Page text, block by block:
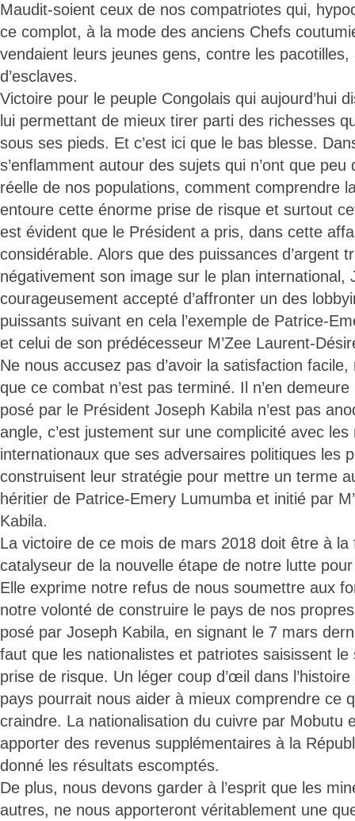
Maudit-soient ceux de nos compatriotes qui,
ce complot, à la mode des anciens Chefs
vendaient leurs jeunes gens, contre les
d’esclaves.
Victoire pour le peuple Congolais qui aujourd’hui
lui permettant de mieux tirer parti des richesses
sous ses pieds. Et c’est ici que le bas blesse.
s’enflamment autour des sujets qui n’ont que peu
réelle de nos populations, comment comprendre
entoure cette énorme prise de risque et surtout
est évident que le Président a pris, dans cette
considérable. Alors que des puissances d’argent
négativement son image sur le plan international,
courageusement accepté d’affronter un des
puissants suivant en cela l’exemple de Patrice-
et celui de son prédécesseur M’Zee Laurent-
Ne nous accusez pas d’avoir la satisfaction facile,
que ce combat n’est pas terminé. Il n’en demeure
posé par le Président Joseph Kabila n’est pas
angle, c’est justement sur une complicité avec
internationaux que ses adversaires politiques les
construisent leur stratégie pour mettre un terme
héritier de Patrice-Emery Lumumba et initié par
Kabila.
La victoire de ce mois de mars 2018 doit être à la
catalyseur de la nouvelle étape de notre lutte pour
Elle exprime notre refus de nous soumettre aux
notre volonté de construire le pays de nos
posé par Joseph Kabila, en signant le 7 mars
faut que les nationalistes et patriotes saisissent
prise de risque. Un léger coup d’œil dans
pays pourrait nous aider à mieux comprendre ce
craindre. La nationalisation du cuivre par Mobutu
apporter des revenus supplémentaires à la
donné les résultats escomptés.
De plus, nous devons garder à l’esprit que les
autres, ne nous apporteront véritablement une